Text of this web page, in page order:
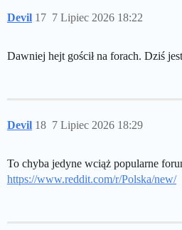
Devil 7 Lipiec 2026 18:22
17
Dawniej hejt gościł na forach. Dziś
Devil 7 Lipiec 2026 18:29
18
To chyba jedyne wciąż popularne
https://www.reddit.com/r/Polska/new/